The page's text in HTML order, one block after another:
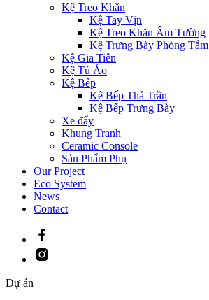
Kệ Treo Khăn
Kệ Tay Vịn
Kệ Treo Khăn Âm Tường
Kệ Trưng Bày Phòng Tắm
Kệ Gia Tiên
Kệ Tủ Áo
Kệ Bếp
Kệ Bếp Thả Trần
Kệ Bếp Trưng Bày
Xe đẩy
Khung Tranh
Ceramic Console
Sản Phẩm Phụ
Our Project
Eco System
News
Contact
Dự án